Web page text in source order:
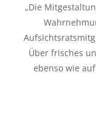
„Die
Über frisches
ebenso wie